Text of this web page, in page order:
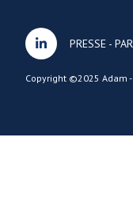
PRESSE -
Copyright ©2025 Adam -